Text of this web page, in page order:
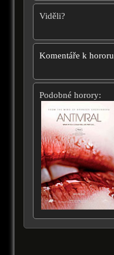
Viděli?
Komentáře k hororu
Podobné horory: